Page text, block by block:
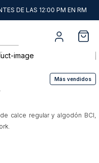
DE LAS 12:00 PM EN RM
Más vendidos
de calce regular y algodón BCI,